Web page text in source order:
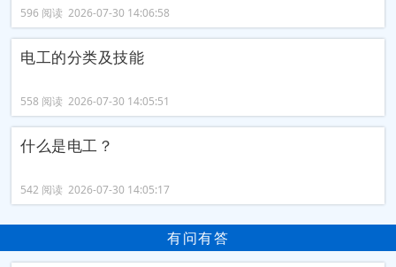
596 阅读 2026-07-30 14:06:58
电工的分类及技能
558 阅读 2026-07-30 14:05:51
什么是电工？
542 阅读 2026-07-30 14:05:17
有问有答